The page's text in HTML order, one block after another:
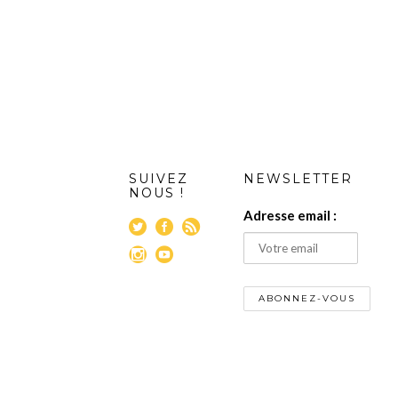
SUIVEZ
NOUS !
NEWSLETTER
Adresse email :